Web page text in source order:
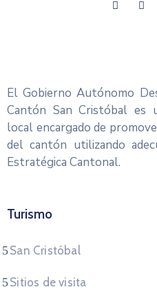
El Gobierno Autónomo
Cantón San Cristóbal es
local encargado de
del cantón utilizando
Estratégica Cantonal.
Turismo
San Cristóbal
Sitios de visita